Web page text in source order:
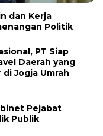
dan Kerja
Politik
PT Siap
Daerah yang
Jogja Umrah
Pejabat
Publik